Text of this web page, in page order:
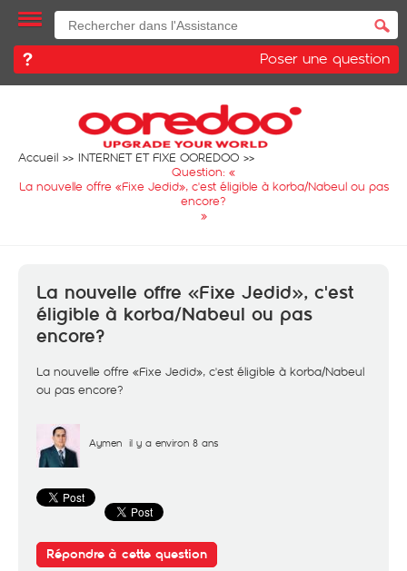
Poser une question
Accueil
INTERNET ET FIXE OOREDOO
Question: «
La nouvelle offre «Fixe Jedid», c'est éligible à korba/Nabeul ou pas
encore?
»
La nouvelle offre «Fixe Jedid», c'est
éligible à korba/Nabeul ou pas
encore?
La nouvelle offre «Fixe Jedid», c'est éligible à korba/Nabeul
ou pas encore?
Aymen il y a environ 8 ans
Répondre à cette question